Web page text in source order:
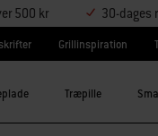
500 kr 30-dages
Grillinspiration
Træpille